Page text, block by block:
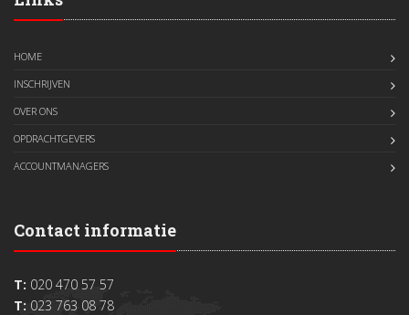
HOME
INSCHRIJVEN
OVER ONS
OPDRACHTGEVERS
ACCOUNTMANAGERS
Contact informatie
T: 020 470 57 57
T: 023 763 08 78